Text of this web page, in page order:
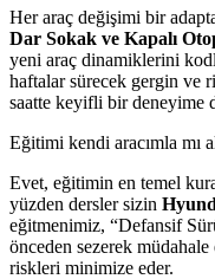
Her araç değişimi bir
Dar Sokak ve Kapalı
yeni araç dinamiklerini
haftalar sürecek gergin ve
saatte keyifli bir deneyime
Eğitimi kendi aracımla mı
Evet, eğitimin en temel
yüzden dersler sizin
eğitmenimiz, “Defansif
önceden sezerek
riskleri minimize eder.